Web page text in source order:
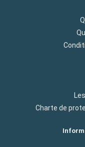
Charte de